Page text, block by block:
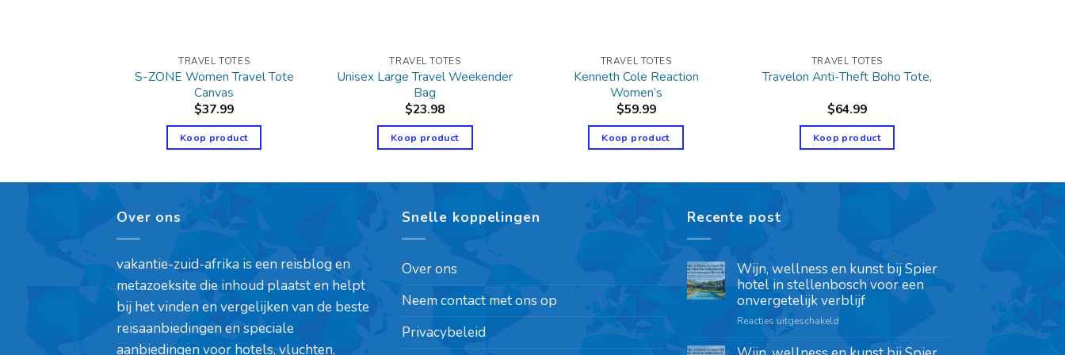
TRAVEL TOTES
S-ZONE Women Travel Tote
Canvas
$37.99
Koop product
TRAVEL TOTES
Unisex Large Travel Weekender
Bag
$23.98
Koop product
TRAVEL TOTES
Kenneth Cole Reaction
Women’s
$59.99
Koop product
TRAVEL TOTES
Travelon Anti-Theft Boho Tote,
$64.99
Koop product
Over ons
vakantie-zuid-afrika is een reisblog en
metazoeksite die inhoud plaatst en helpt
bij het vinden en vergelijken van de beste
reisaanbiedingen en speciale
aanbiedingen voor hotels, vluchten,
Snelle koppelingen
Over ons
Neem contact met ons op
Privacybeleid
Recente post
Wijn, wellness en kunst bij Spier
hotel in stellenbosch voor een
onvergetelijk verblijf
Reacties uitgeschakeld